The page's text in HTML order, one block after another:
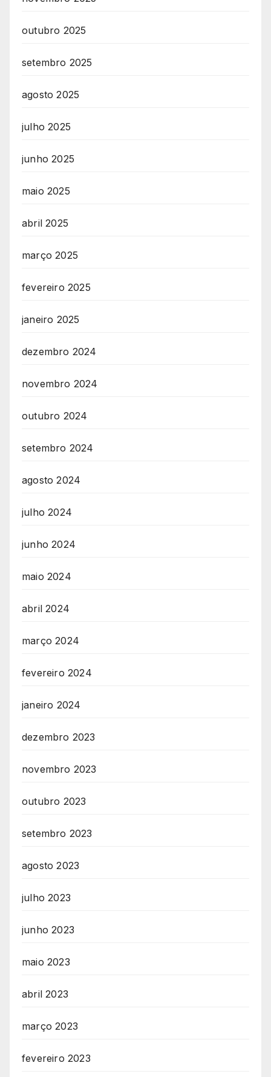
outubro 2025
setembro 2025
agosto 2025
julho 2025
junho 2025
maio 2025
abril 2025
março 2025
fevereiro 2025
janeiro 2025
dezembro 2024
novembro 2024
outubro 2024
setembro 2024
agosto 2024
julho 2024
junho 2024
maio 2024
abril 2024
março 2024
fevereiro 2024
janeiro 2024
dezembro 2023
novembro 2023
outubro 2023
setembro 2023
agosto 2023
julho 2023
junho 2023
maio 2023
abril 2023
março 2023
fevereiro 2023